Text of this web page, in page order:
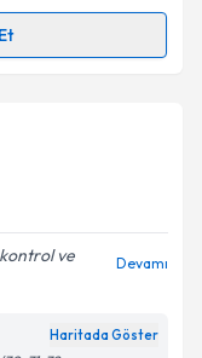
ilişkinAydınlatma
belirtilen
talebi
almanız için bir
Aydınlatma
kontrol ve
Devamı
Haritada Göster